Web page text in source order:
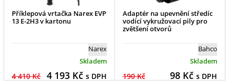
Příklepová vrtačka Narex EVP
13 E-2H3 v kartonu
Narex
Skladem
4 410 Kč 4 193Kč s DPH
Adaptér na upevnění středíc
vodící vykružovací pily pro
zvětšení otvorů
Bahco
Skladem
190 Kč 98Kč s DPH